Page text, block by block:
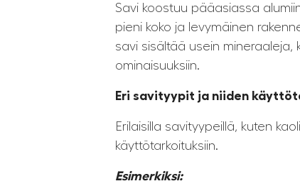
Savi koostuu pääasiassa
pieni koko ja levymäinen
savi sisältää usein
ominaisuuksiin.
Eri savityypit ja niiden
Erilaisilla savityypeillä, kuten
käyttötarkoituksiin.
Esimerkiksi: